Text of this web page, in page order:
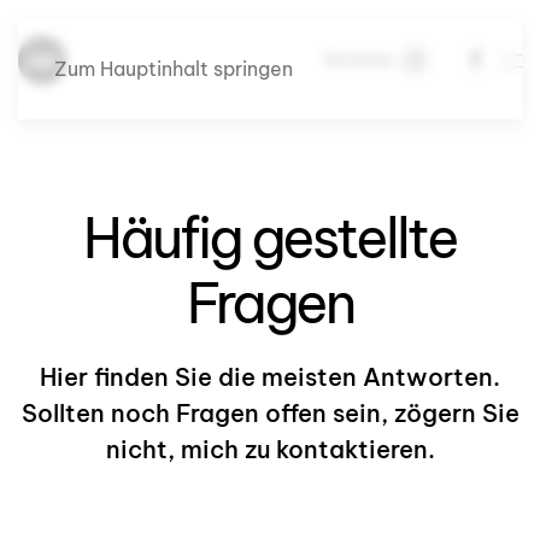
Zum Hauptinhalt springen
Häufig gestellte
Fragen
Hier finden Sie die meisten Antworten.
Sollten noch Fragen offen sein, zögern Sie
nicht, mich zu kontaktieren.